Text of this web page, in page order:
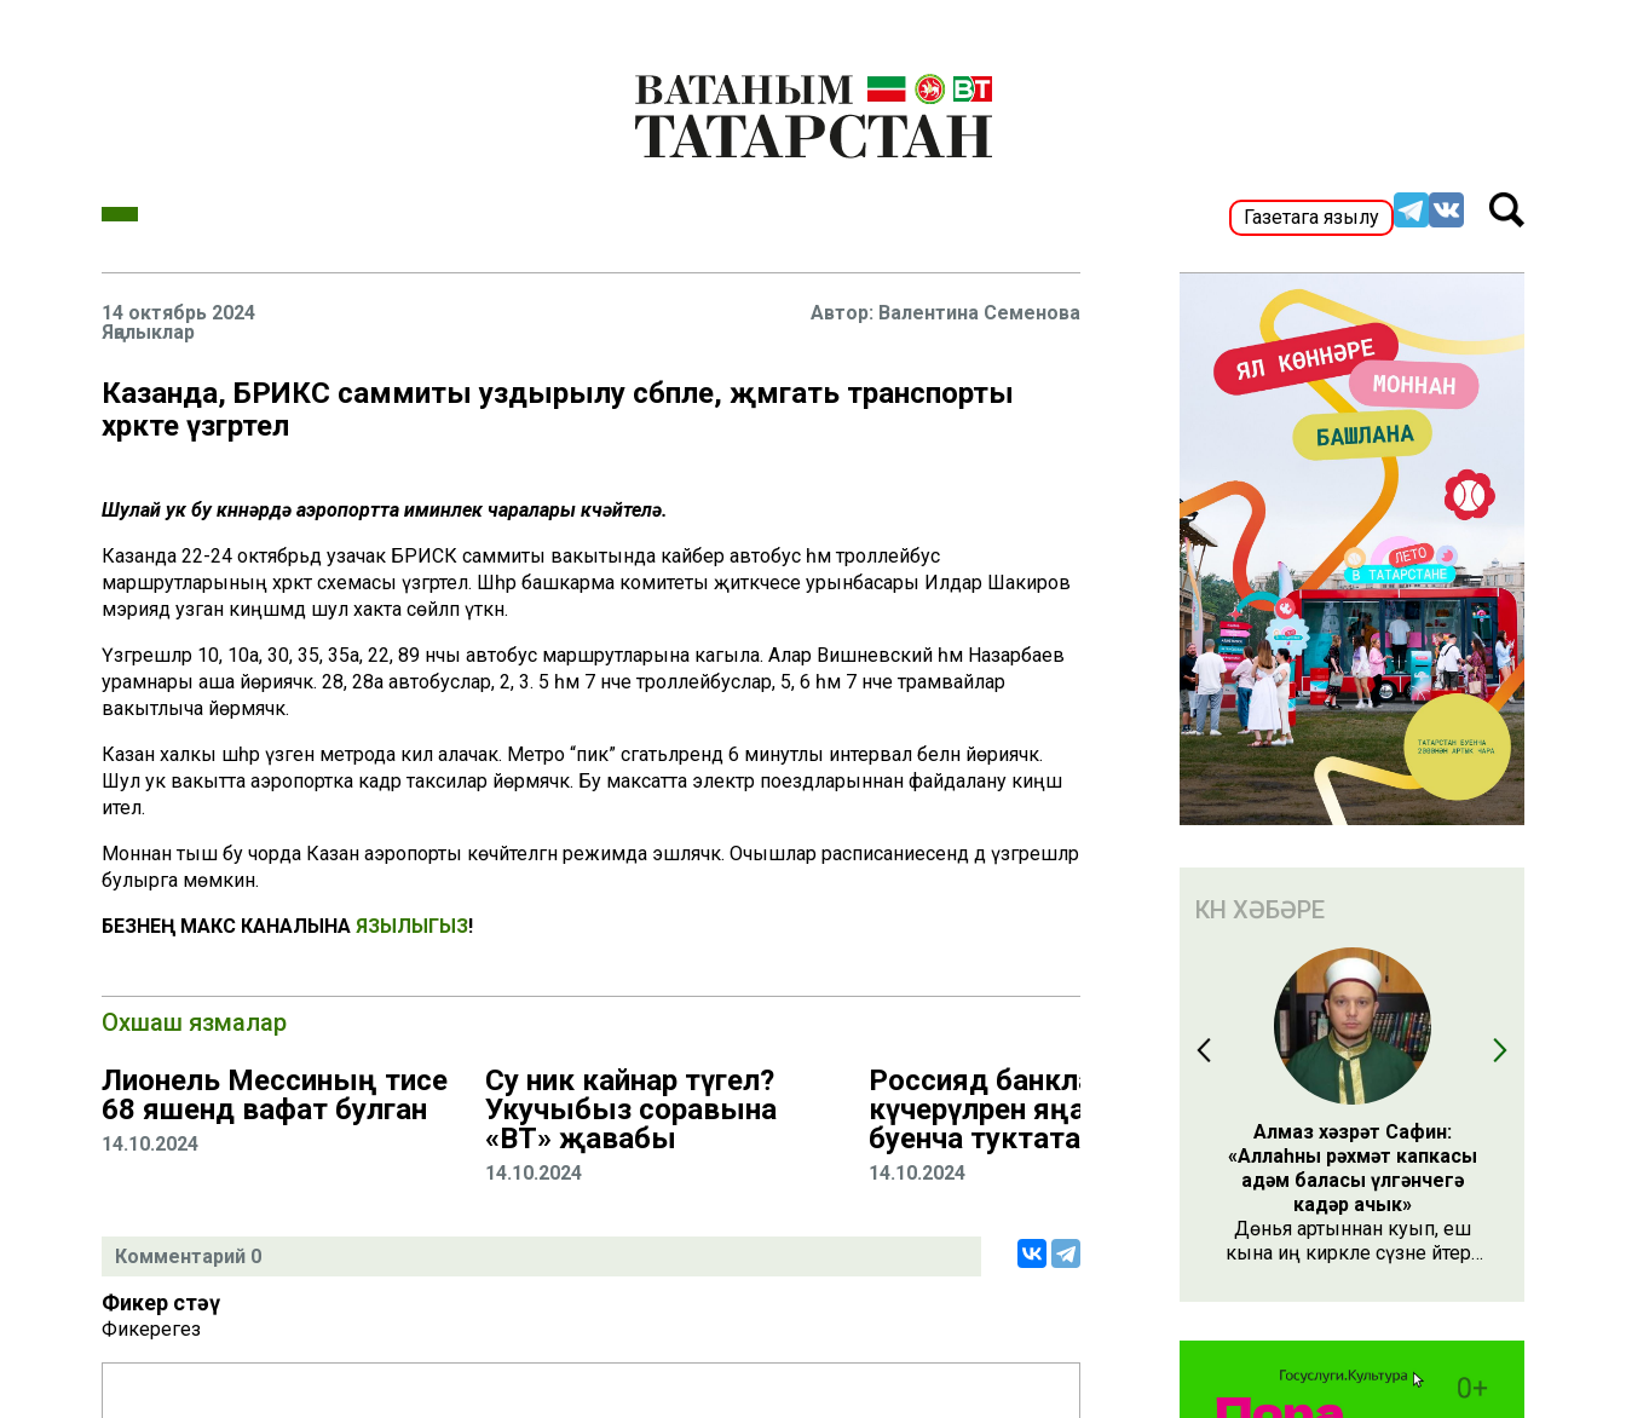
Газетага язылу
14 октябрь 2024
Яңалыклар
Валентина Семенова
Казанда, БРИКС саммиты уздырылу сәбәпле, җәмәгать транспорты
хәрәкәте үзгәртелә
Шулай ук бу көннәрдә аэропортта иминлек чаралары көчәйтелә.
Казанда 22-24 октябрьдә узачак БРИСК саммиты вакытында кайбер автобус һәм троллейбус
маршрутларының хәрәкәт схемасы үзгәртелә. Шәһәр башкарма комитеты җитәкчесе урынбасары Илдар Шакиров
мэриядә узган киңәшмәдә шул хакта сөйләп үткән.
Үзгәрешләр 10, 10а, 30, 35, 35а, 22, 89 нчы автобус маршрутларына кагыла. Алар Вишневский һәм Назарбаев
урамнары аша йөриячәк. 28, 28а автобуслар, 2, 3. 5 һәм 7 нче троллейбуслар, 5, 6 һәм 7 нче трамвайлар
вакытлыча йөрмәячәк.
Казан халкы шәһәр үзәгенә метрода килә алачак. Метро “пик” сәгатьләрендә 6 минутлы интервал белән йөриячәк.
Шул ук вакытта аэропортка кадәр таксилар йөрмәячәк. Бу максатта электр поездларыннан файдалану киңәш
ителә.
Моннан тыш бу чорда Казан аэропорты көчәйтелгән режимда эшләячәк. Очышлар расписаниесендә дә үзгәрешләр
булырга мөмкин.
БЕЗНЕҢ МАКС КАНАЛЫНА ЯЗЫЛЫГЫЗ!
Охшаш язмалар
Лионель Мессиның әтисе
68 яшендә вафат булган
14.10.2024
Су ник кайнар түгел?
Укучыбыз соравына
«ВТ» җавабы
14.10.2024
Россиядә банклар акча
күчерүләрен яңа сәбәп
буенча туктата алачак
14.10.2024
Комментарий 0
Фикер өстәү
Фикерегез
КӨН ХӘБӘРЕ
Алмаз хәзрәт Сафин:
«Аллаһның рәхмәт капкасы
адәм баласы үлгәнчегә
кадәр ачык»
Дөнья артыннан куып, еш
кына иң кирәкле сүзне әйтергә
Әлеге сүзне күршең яки
кеше бөтен яшәеше, барлыгы